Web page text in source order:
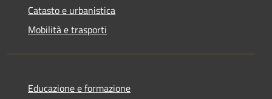
Catasto e urbanistica
Mobilità e trasporti
Educazione e formazione